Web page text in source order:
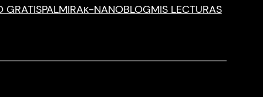
GRATISPALMIRAκ-NANOBLOGMIS LECTURAS